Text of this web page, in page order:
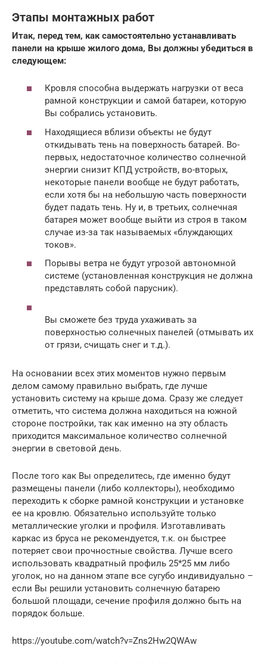
Этапы монтажных работ
Итак, перед тем, как самостоятельно устанавливать
панели на крыше жилого дома, Вы должны убедиться в
следующем:
Кровля способна выдержать нагрузки от веса
рамной конструкции и самой батареи, которую
Вы собрались установить.
Находящиеся вблизи объекты не будут
откидывать тень на поверхность батарей. Во-
первых, недостаточное количество солнечной
энергии снизит КПД устройств, во-вторых,
некоторые панели вообще не будут работать,
если хотя бы на небольшую часть поверхности
будет падать тень. Ну и, в третьих, солнечная
батарея может вообще выйти из строя в таком
случае из-за так называемых «блуждающих
токов».
Порывы ветра не будут угрозой автономной
системе (установленная конструкция не должна
представлять собой парусник).
Вы сможете без труда ухаживать за
поверхностью солнечных панелей (отмывать их
от грязи, счищать снег и т.д.).
На основании всех этих моментов нужно первым
делом самому правильно выбрать, где лучше
установить систему на крыше дома. Сразу же следует
отметить, что система должна находиться на южной
стороне постройки, так как именно на эту область
приходится максимальное количество солнечной
энергии в световой день.
После того как Вы определитесь, где именно будут
размещены панели (либо коллекторы), необходимо
переходить к сборке рамной конструкции и установке
ее на кровлю. Обязательно используйте только
металлические уголки и профиля. Изготавливать
каркас из бруса не рекомендуется, т.к. он быстрее
потеряет свои прочностные свойства. Лучше всего
использовать квадратный профиль 25*25 мм либо
уголок, но на данном этапе все сугубо индивидуально –
если Вы решили установить солнечную батарею
большой площади, сечение профиля должно быть на
порядок больше.
https://youtube.com/watch?v=Zns2Hw2QWAw